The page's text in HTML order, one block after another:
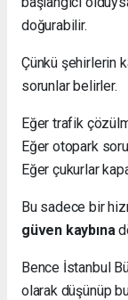
doğurabilir.
Çünkü şehirlerin
sorunlar belirler.
Eğer trafik
Eğer otopark
Eğer çukurlar
Bu sadece bir
güven kaybına
Bence İstanbul
olarak düşünüp